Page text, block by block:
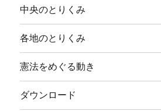
中央のとりくみ
各地のとりくみ
憲法をめぐる動き
ダウンロード